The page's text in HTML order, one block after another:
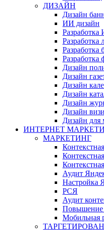
ДИЗАЙН
Дизайн
ИИ дизайн
Разработка
Разработка
Разработка
Разработка
Дизайн
Дизайн
Дизайн
Дизайн
Дизайн
Дизайн
Дизайн для
ИНТЕРНЕТ
МАРКЕТИНГ
Аудит
Настройка
РСЯ
Аудит
Повышение
Мобильная